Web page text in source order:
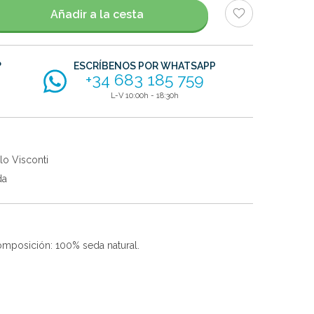
Añadir a la cesta
ESCRÍBENOS POR WHATSAPP
+34 683 185 759
L-V 10:00h - 18:30h
Visconti
100% seda natural.